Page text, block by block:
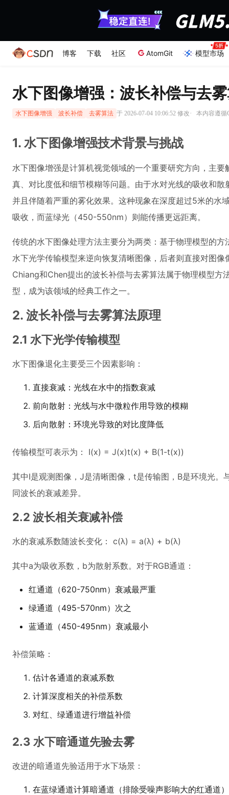
博客 下载 社区 AtomGit 模型市场
水下图像增强：波长补偿与去
水下图像增强 波长补偿 去雾算法 于 2026-07-04 10:06:52 修改· 本内容遵循
1. 水下图像增强技术背景与挑战
水下图像增强是计算机视觉领域的一个重要研究方向，主
真、对比度低和细节模糊等问题。由于水对光线的吸收和
并且伴随着严重的雾化效果。这种现象在深度超过5米的水
吸收，而蓝绿光（450-550nm）则能传播更远距离。
传统的水下图像处理方法主要分为两类：基于物理模型的
水下光学传输模型来逆向恢复清晰图像，后者则直接对图
Chiang和Chen提出的波长补偿与去雾算法属于物理模型方
型，成为该领域的经典工作之一。
2. 波长补偿与去雾算法原理
2.1 水下光学传输模型
水下图像退化主要受三个因素影响：
直接衰减：光线在水中的指数衰减
前向散射：光线与水中微粒作用导致的模糊
后向散射：环境光导致的对比度降低
传输模型可表示为： I(x) = J(x)t(x) + B(1-t(x))
其中I是观测图像，J是清晰图像，t是传输图，B是环境光。
同波长的衰减差异。
2.2 波长相关衰减补偿
水的衰减系数随波长变化： c(λ) = a(λ) + b(λ)
其中a为吸收系数，b为散射系数。对于RGB通道：
红通道（620-750nm）衰减最严重
绿通道（495-570nm）次之
蓝通道（450-495nm）衰减最小
补偿策略：
估计各通道的衰减系数
计算深度相关的补偿系数
对红、绿通道进行增益补偿
2.3 水下暗通道先验去雾
改进的暗通道先验适用于水下场景：
在蓝绿通道计算暗通道（排除受噪声影响大的红通道）